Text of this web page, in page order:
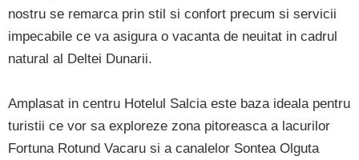
nostru se remarca prin stil si confort precum si servicii
impecabile ce va asigura o vacanta de neuitat in cadrul
natural al Deltei Dunarii.
Amplasat in centru Hotelul Salcia este baza ideala pentru
turistii ce vor sa exploreze zona pitoreasca a lacurilor
Fortuna Rotund Vacaru si a canalelor Sontea Olguta